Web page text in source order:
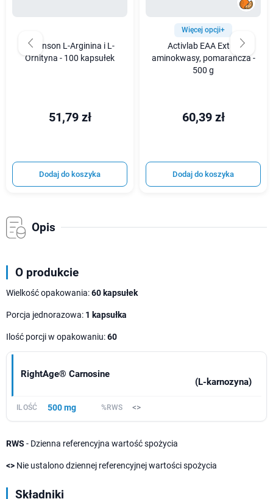
Swanson L-Arginina i L-
Ornityna - 100 kapsułek
51,79 zł
Dodaj do koszyka
Więcej opcji+
Activlab EAA Extra,
aminokwasy, pomarańcza -
500 g
60,39 zł
Dodaj do koszyka
Opis
O produkcie
Wielkość opakowania:60 kapsułek
Porcja jednorazowa: 1 kapsułka
Ilość porcji w opakowaniu:60
RightAge® Carnosine
(L-karnozyna)
500 mg <>
RWS - Dzienna referencyjna wartość spożycia
<> Nie ustalono dziennej referencyjnej wartości spożycia
Składniki